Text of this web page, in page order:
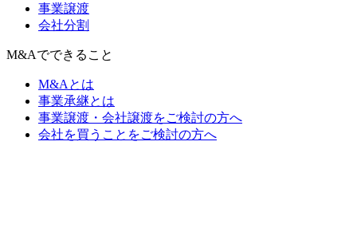
事業譲渡
会社分割
M&Aでできること
M&Aとは
事業承継とは
事業譲渡・会社譲渡をご検討の方へ
会社を買うことをご検討の方へ